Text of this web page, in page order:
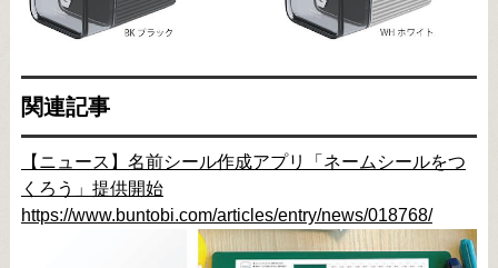
関連記事
【ニュース】名前シール作成アプリ「ネームシールをつ
くろう」提供開始
https://www.buntobi.com/articles/entry/news/018768/